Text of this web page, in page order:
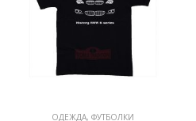
ОДЕЖДА, ФУТБОЛКИ